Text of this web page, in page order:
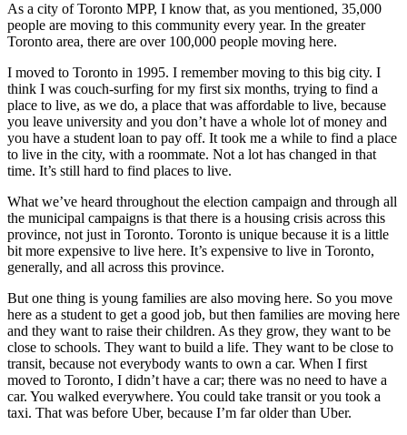
As a city of Toronto MPP, I know that, as you mentioned, 35,000
people are moving to this community every year. In the greater
Toronto area, there are over 100,000 people moving here.
I moved to Toronto in 1995. I remember moving to this big city. I
think I was couch-surfing for my first six months, trying to find a
place to live, as we do, a place that was affordable to live, because
you leave university and you don’t have a whole lot of money and
you have a student loan to pay off. It took me a while to find a place
to live in the city, with a roommate. Not a lot has changed in that
time. It’s still hard to find places to live.
What we’ve heard throughout the election campaign and through all
the municipal campaigns is that there is a housing crisis across this
province, not just in Toronto. Toronto is unique because it is a little
bit more expensive to live here. It’s expensive to live in Toronto,
generally, and all across this province.
But one thing is young families are also moving here. So you move
here as a student to get a good job, but then families are moving here
and they want to raise their children. As they grow, they want to be
close to schools. They want to build a life. They want to be close to
transit, because not everybody wants to own a car. When I first
moved to Toronto, I didn’t have a car; there was no need to have a
car. You walked everywhere. You could take transit or you took a
taxi. That was before Uber, because I’m far older than Uber.